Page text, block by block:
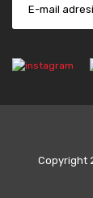
Copyright